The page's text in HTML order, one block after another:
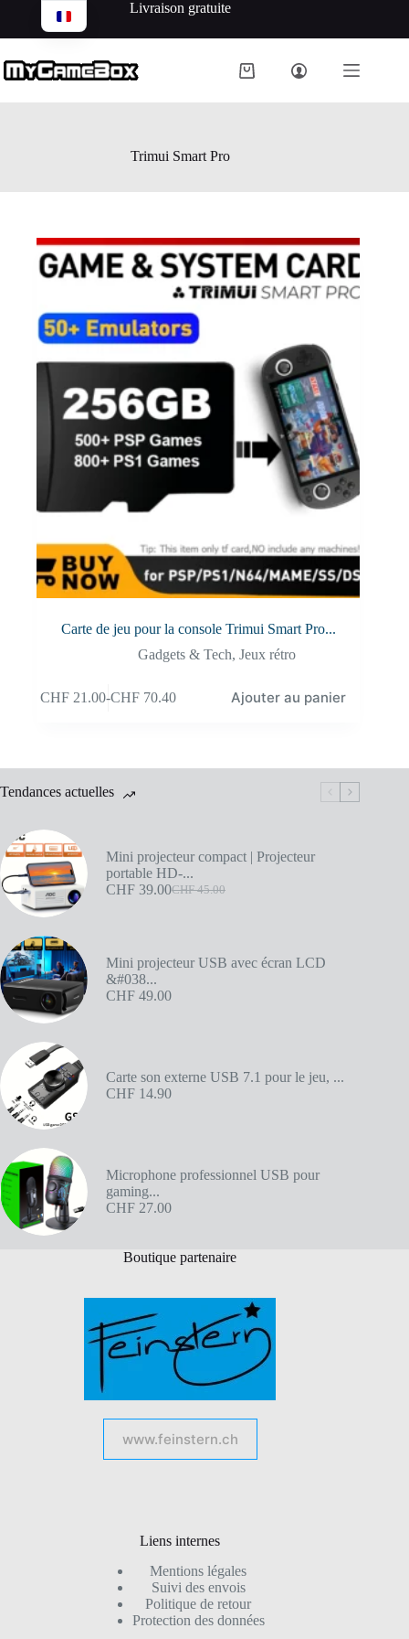
Livraison gratuite
Trimui Smart Pro
Carte de jeu pour la console Trimui Smart Pro...
Gadgets & Tech, Jeux rétro
CHF 21.00-CHF 70.40 Ajouter au panier
Tendances actuelles
Mini projecteur compact | Projecteur
portable HD-...
CHF45.00
CHF 39.00
Mini projecteur USB avec écran LCD
&#038...
CHF 49.00
Carte son externe USB 7.1 pour le jeu, ...
CHF 14.90
Microphone professionnel USB pour
gaming...
CHF 27.00
Boutique partenaire
www.feinstern.ch
Liens internes
Mentions légales
Suivi des envois
Politique de retour
Protection des données